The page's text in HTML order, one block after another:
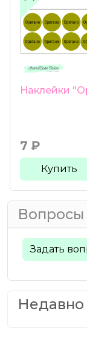
7 ₽
Купить
Вопросы
Задать